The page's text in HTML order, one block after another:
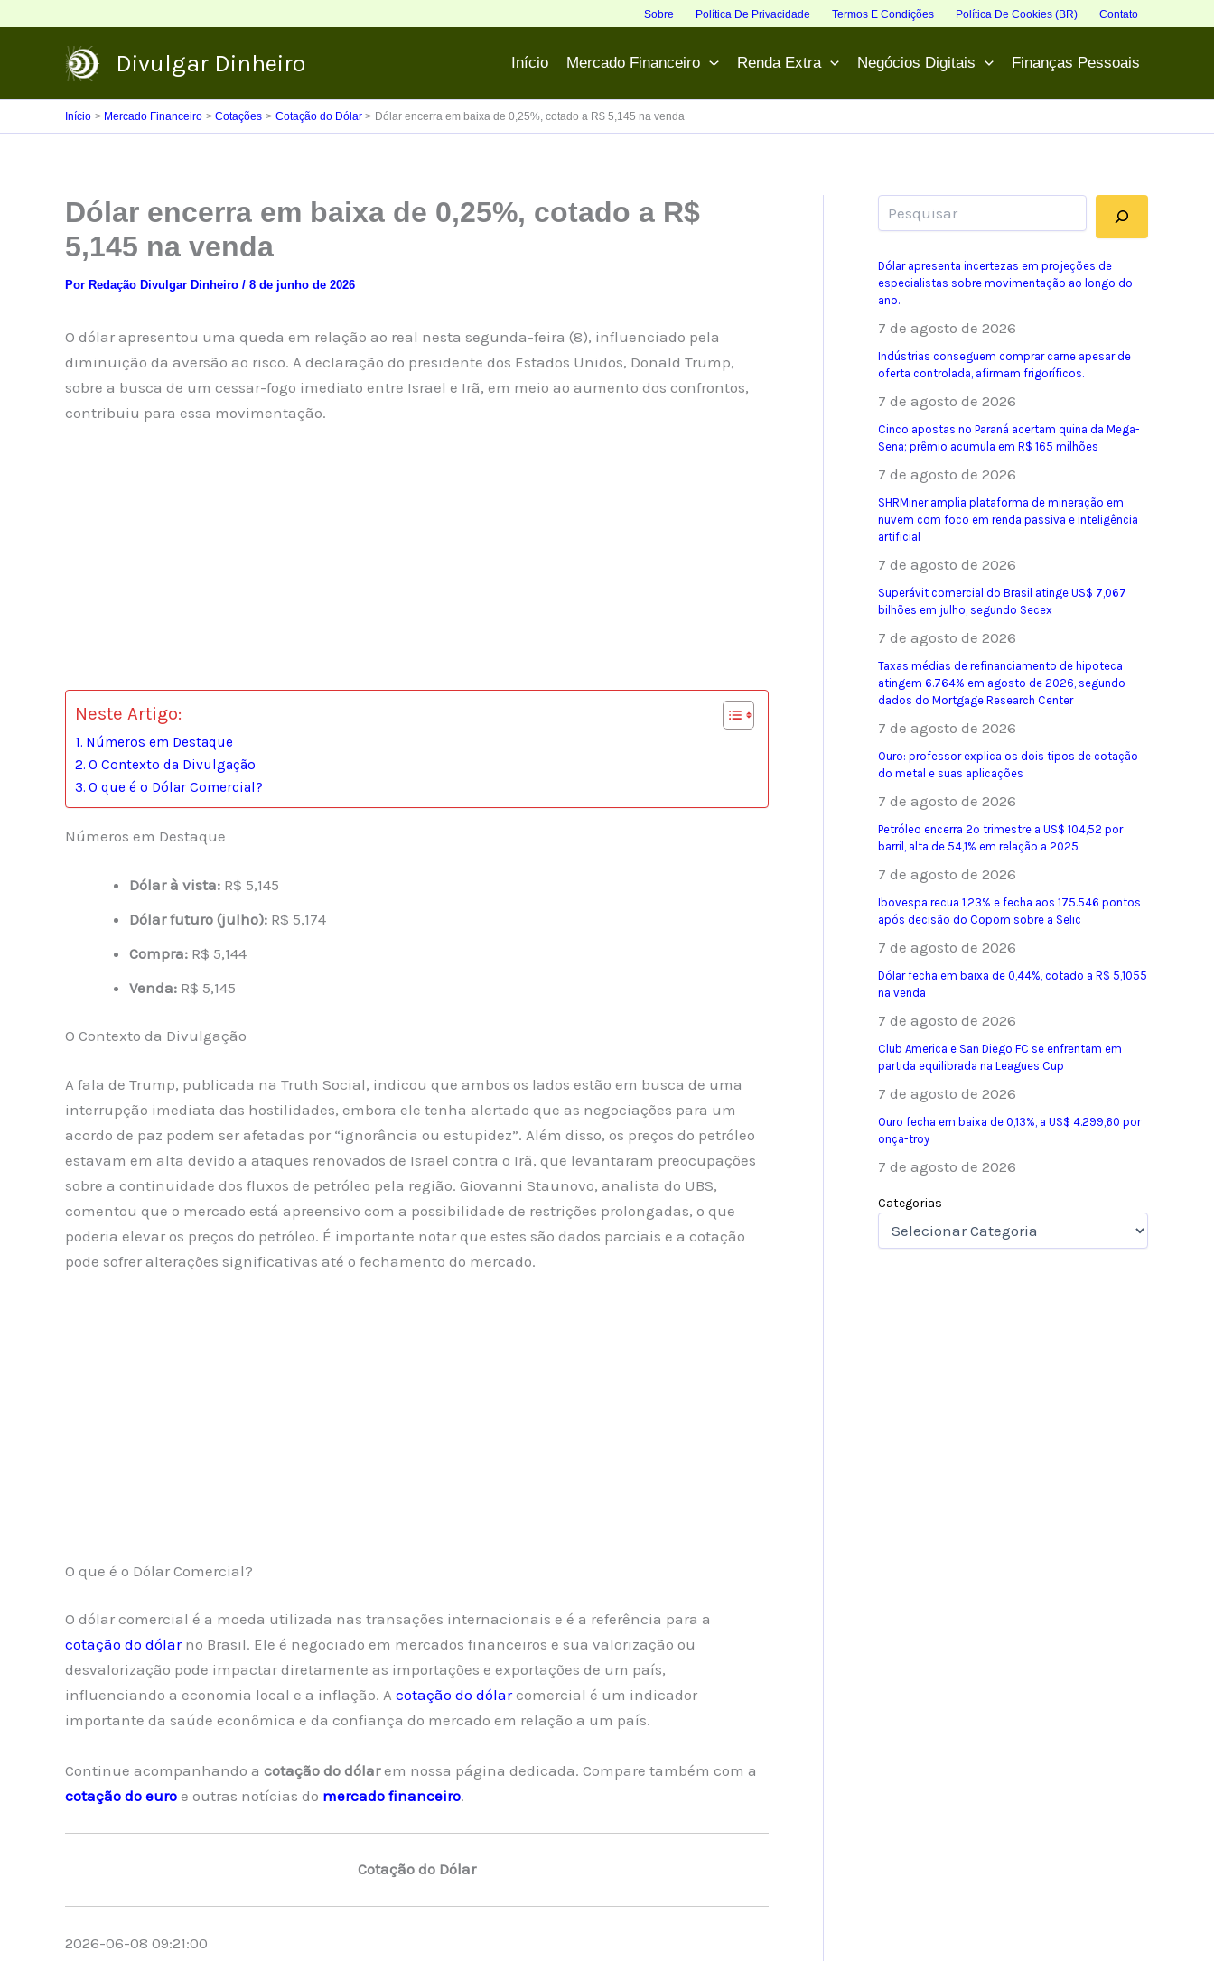
Sobre Política De Privacidade Termos E Condições Política De Cookies (BR) Contato
Divulgar Dinheiro Início Mercado Financeiro Renda Extra Negócios Digitais Finanças Pessoais
Início Mercado Financeiro Cotações Cotação do Dólar Dólar encerra em baixa de 0,25%, cotado a R$ 5,145 na venda
Dólar encerra em baixa de 0,25%, cotado a R$
5,145 na venda
Por Redação Divulgar Dinheiro / 8 de junho de 2026
O dólar apresentou uma queda em relação ao real nesta segunda-feira (8), influenciado pela
diminuição da aversão ao risco. A declaração do presidente dos Estados Unidos, Donald Trump,
sobre a busca de um cessar-fogo imediato entre Israel e Irã, em meio ao aumento dos confrontos,
contribuiu para essa movimentação.
Neste Artigo:
Números em Destaque
O Contexto da Divulgação
O que é o Dólar Comercial?
Números em Destaque
Dólar à vista: R$ 5,145
Dólar futuro (julho): R$ 5,174
Compra: R$ 5,144
Venda: R$ 5,145
O Contexto da Divulgação
A fala de Trump, publicada na Truth Social, indicou que ambos os lados estão em busca de uma
interrupção imediata das hostilidades, embora ele tenha alertado que as negociações para um
acordo de paz podem ser afetadas por “ignorância ou estupidez”. Além disso, os preços do petróleo
estavam em alta devido a ataques renovados de Israel contra o Irã, que levantaram preocupações
sobre a continuidade dos fluxos de petróleo pela região. Giovanni Staunovo, analista do UBS,
comentou que o mercado está apreensivo com a possibilidade de restrições prolongadas, o que
poderia elevar os preços do petróleo. É importante notar que estes são dados parciais e a cotação
pode sofrer alterações significativas até o fechamento do mercado.
O que é o Dólar Comercial?
O dólar comercial é a moeda utilizada nas transações internacionais e é a referência para a
cotação do dólarno Brasil. Ele é negociado em mercados financeiros e sua valorização ou
desvalorização pode impactar diretamente as importações e exportações de um país,
influenciando a economia local e a inflação. A cotação do dólarcomercial é um indicador
importante da saúde econômica e da confiança do mercado em relação a um país.
Continue acompanhando a cotação do dólarem nossa página dedicada. Compare também com a
cotação do euro e outras notícias do mercado financeiro.
Cotação do Dólar
2026-06-08 09:21:00
Dólar apresenta incertezas em projeções de
especialistas sobre movimentação ao longo do
ano.
7 de agosto de 2026
Indústrias conseguem comprar carne apesar de
oferta controlada, afirmam frigoríficos.
7 de agosto de 2026
Cinco apostas no Paraná acertam quina da Mega-
Sena; prêmio acumula em R$ 165 milhões
7 de agosto de 2026
SHRMiner amplia plataforma de mineração em
nuvem com foco em renda passiva e inteligência
artificial
7 de agosto de 2026
Superávit comercial do Brasil atinge US$ 7,067
bilhões em julho, segundo Secex
7 de agosto de 2026
Taxas médias de refinanciamento de hipoteca
atingem 6.764% em agosto de 2026, segundo
dados do Mortgage Research Center
7 de agosto de 2026
Ouro: professor explica os dois tipos de cotação
do metal e suas aplicações
7 de agosto de 2026
Petróleo encerra 2º trimestre a US$ 104,52 por
barril, alta de 54,1% em relação a 2025
7 de agosto de 2026
Ibovespa recua 1,23% e fecha aos 175.546 pontos
após decisão do Copom sobre a Selic
7 de agosto de 2026
Dólar fecha em baixa de 0,44%, cotado a R$ 5,1055
na venda
7 de agosto de 2026
Club America e San Diego FC se enfrentam em
partida equilibrada na Leagues Cup
7 de agosto de 2026
Ouro fecha em baixa de 0,13%, a US$ 4.299,60 por
onça-troy
7 de agosto de 2026
Categorias